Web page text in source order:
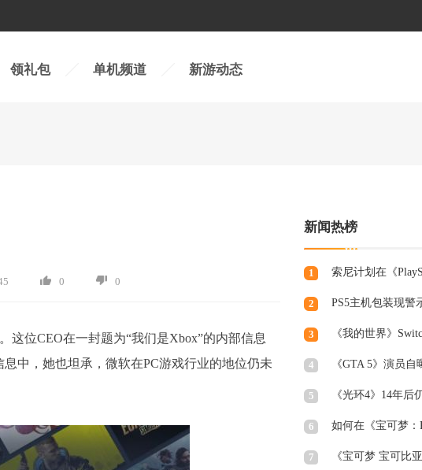
领礼包 单机频道 新游动态
0 0
这位CEO在一封题为“我们是Xbox”的内部信息
中，她也坦承，微软在PC游戏行业的地位仍未
新闻热榜
1
2
3
4
5 《光环4》14年
6 如何在《宝可梦：
7